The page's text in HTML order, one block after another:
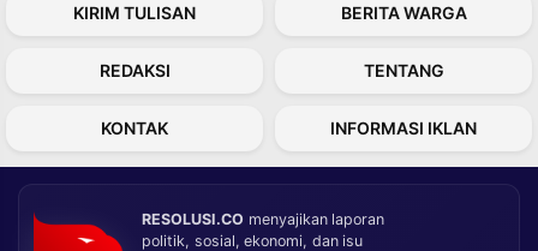
KIRIM TULISAN BERITA WARGA
REDAKSI TENTANG
KONTAK INFORMASI IKLAN
RESOLUSI.CO menyajikan laporan
politik, sosial, ekonomi, dan isu